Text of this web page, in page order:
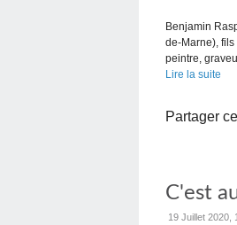
Benjamin
de-Marne),
peintre,
Lire la suite
Partager
C'est
19 Juillet 2020,